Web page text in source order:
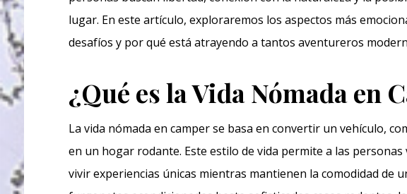
lugar. En este artículo, exploraremos los aspectos más
desafíos y por qué está atrayendo a tantos aventureros
¿Qué es la Vida Nómada en
La vida nómada en camper se basa en convertir un vehículo,
en un hogar rodante. Este estilo de vida permite a las
vivir experiencias únicas mientras mantienen la comodidad de